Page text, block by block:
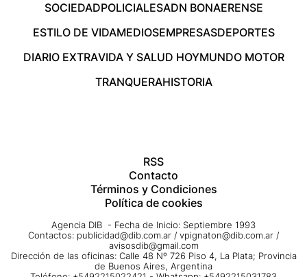
SOCIEDADPOLICIALESADN BONAERENSE
ESTILO DE VIDAMEDIOSEMPRESASDEPORTES
DIARIO EXTRAVIDA Y SALUD HOYMUNDO MOTOR
TRANQUERAHISTORIA
RSS
Contacto
Términos y Condiciones
Política de cookies
Agencia DIB - Fecha de Inicio: Septiembre 1993
Contactos: publicidad@dib.com.ar / vpignaton@dib.com.ar /
avisosdib@gmail.com
Dirección de las oficinas: Calle 48 Nº 726 Piso 4, La Plata; Provincia
de Buenos Aires, Argentina